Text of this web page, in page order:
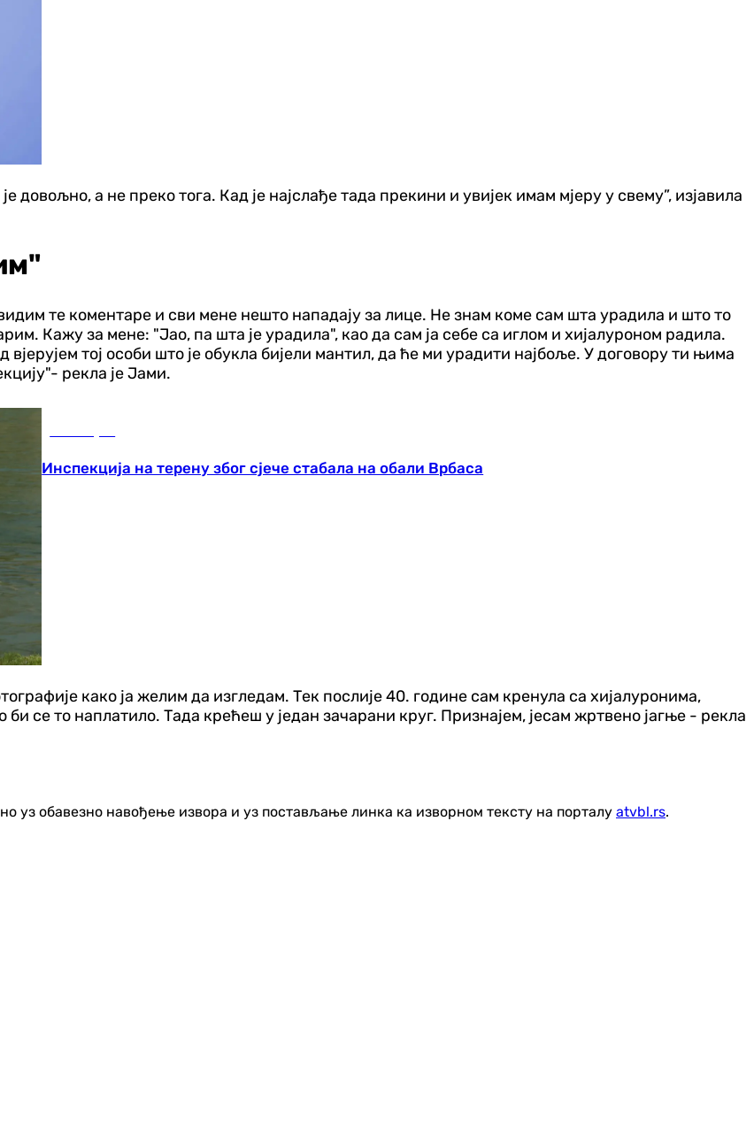
а не преко тога. Кад је најслађе тада прекини и увијек имам мјеру у свему”, изјавила
те коментаре и сви мене нешто нападају за лице. Не знам коме сам шта урадила и што то
Кажу за мене: "Јао, па шта је урадила", као да сам ја себе са иглом и хијалуроном радила.
вјерујем тој особи што је обукла бијели мантил, да ће ми урадити најбоље. У договору ти њима
рекла је Јами.
Инспекција на терену због сјече стабала на обали Врбаса
како ја желим да изгледам. Тек послије 40. године сам кренула са хијалуронима,
би се то наплатило. Тада крећеш у један зачарани круг. Признајем, јесам жртвено јагње - рекла
уз обавезно навођење извора и уз постављање линка ка изворном тексту на порталу atvbl.rs.